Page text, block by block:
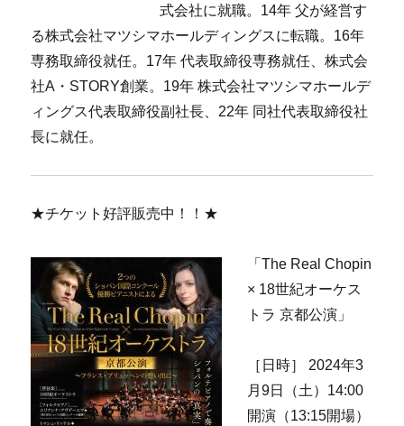
式会社に就職。14年 父が経営す
る株式会社マツシマホールディングスに転職。16年
専務取締役就任。17年 代表取締役専務就任、株式会
社A・STORY創業。19年 株式会社マツシマホールデ
ィングス代表取締役副社長、22年 同社代表取締役社
長に就任。
★チケット好評販売中！！★
「The Real Chopin
× 18世紀オーケス
トラ 京都公演」
［日時］ 2024年3
月9日（土）14:00
開演（13:15開場）